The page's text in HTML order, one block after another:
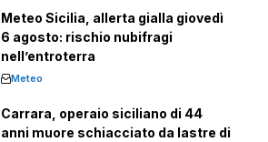
Meteo Sicilia, allerta gialla giovedì
6 agosto: rischio nubifragi
nell’entroterra
Meteo
Carrara, operaio siciliano di 44
anni muore schiacciato da lastre di